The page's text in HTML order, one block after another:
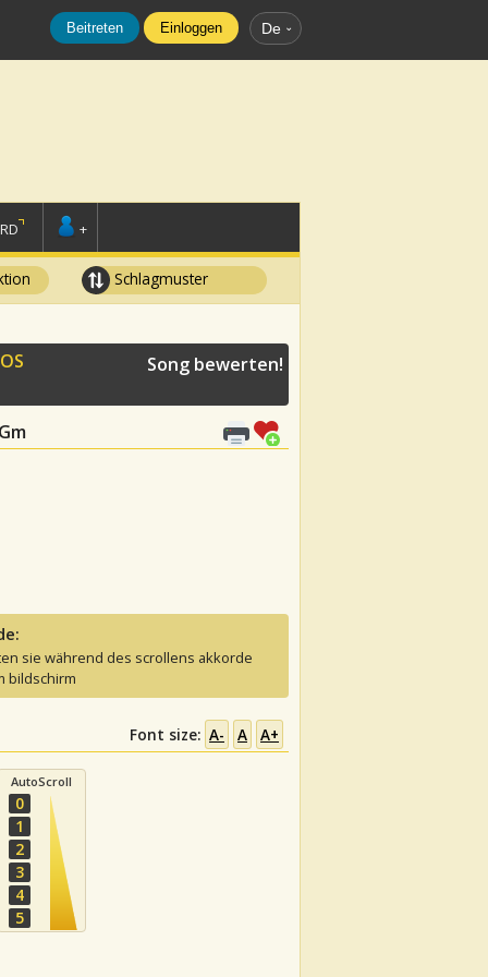
Beitreten Einloggen De
+
Schlagmuster
Song bewerten!
sie während des scrollens akkorde
bildschirm
Font size: A- A A+
AutoScroll
0
1
2
3
4
5